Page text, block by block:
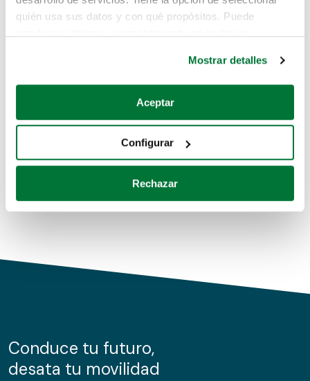
quién usa sus datos y con qué propósitos. Puede
Si lo permite, también quisiéramos:
Recopilar información sobre su ubicación geográfica
Identificar su dispositivo analizándolo activamente
para buscar características específicas (huellas
Obtenga más información sobre cómo se procesan sus
de cookies.
información sobre el uso que haga del sitio web con
nuestros partners de redes sociales, publicidad y análisis
Mostrar detalles
Aceptar
Configurar
Rechazar
Pero puedes encontrar el coche que estás
buscando en alguno de estos enlaces:
Coches de segunda mano
Coches de km0
Conduce tu futuro,
desata tu movilidad